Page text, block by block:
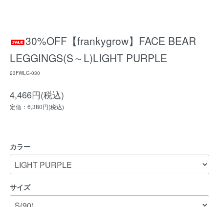
30%OFF【frankygrow】FACE BEAR
LEGGINGS(S～L)LIGHT PURPLE
23FWLG-030
4,466円(税込)
定価：6,380円(税込)
カラー
サイズ